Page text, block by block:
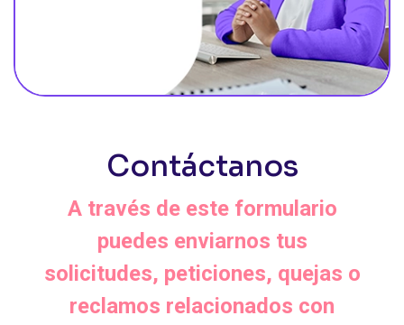
Contáctanos
A través de este formulario
puedes enviarnos tus
solicitudes, peticiones, quejas o
reclamos relacionados con